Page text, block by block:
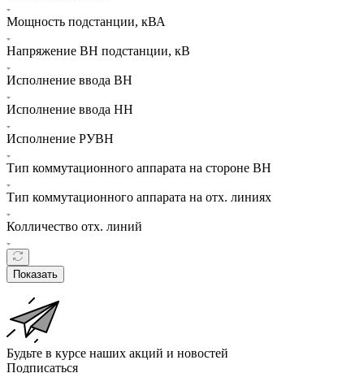
Мощность подстанции, кВА
Напряжение ВН подстанции, кВ
Исполнение ввода ВН
Исполнение ввода НН
Исполнение РУВН
Тип коммутационного аппарата на стороне ВН
Тип коммутационного аппарата на отх. линиях
Колличество отх. линий
Показать
Будьте в курсе наших акций и новостей
Подписаться